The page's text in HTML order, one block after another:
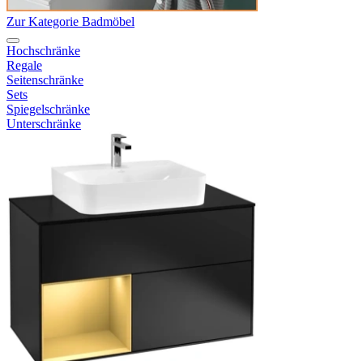
Zur Kategorie Badmöbel
Hochschränke
Regale
Seitenschränke
Sets
Spiegelschränke
Unterschränke